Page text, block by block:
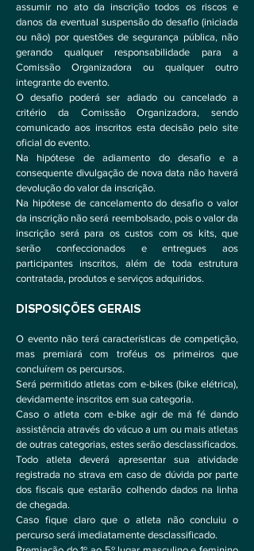
assumir no ato da inscrição todos os riscos e
danos da eventual suspensão do desafio (iniciada
ou não) por questões de segurança pública, não
gerando qualquer responsabilidade para a
Comissão Organizadora ou qualquer outro
integrante do evento.
O desafio poderá ser adiado ou cancelado a
critério da Comissão Organizadora, sendo
comunicado aos inscritos esta decisão pelo site
oficial do evento.
Na hipótese de adiamento do desafio e a
consequente divulgação de nova data não haverá
devolução do valor da inscrição.
Na hipótese de cancelamento do desafio o valor
da inscrição não será reembolsado, pois o valor da
inscrição será para os custos com os kits, que
serão confeccionados e entregues aos
participantes inscritos, além de toda estrutura
contratada, produtos e serviços adquiridos.
DISPOSIÇÕES GERAIS
O evento não terá características de competição,
mas premiará com troféus os primeiros que
concluírem os percursos.
Será permitido atletas com e-bikes (bike elétrica),
devidamente inscritos em sua categoria.
Caso o atleta com e-bike agir de má fé dando
assistência através do vácuo a um ou mais atletas
de outras categorias, estes serão desclassificados.
Todo atleta deverá apresentar sua atividade
registrada no strava em caso de dúvida por parte
dos fiscais que estarão colhendo dados na linha
de chegada.
Caso fique claro que o atleta não concluiu o
percurso será imediatamente desclassificado.